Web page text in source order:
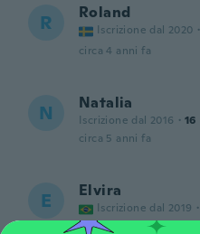
R Roland
Iscrizione dal 2020 ·
circa 4 anni fa
N Natalia
Iscrizione dal 2016 · 16
circa 5 anni fa
E Elvira
Iscrizione dal 2019 ·